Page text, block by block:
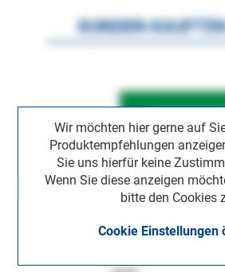
Wir möchten hier gerne auf
Produktempfehlungen
Sie uns hierfür keine
Wenn Sie diese anzeigen
bitte den Cookies
Cookie Einstellungen
KUNDEN